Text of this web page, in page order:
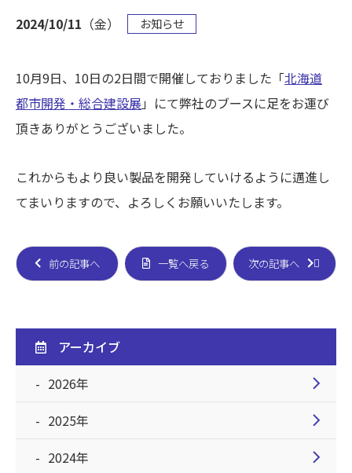
2024/10/11 （金） お知らせ
10月9日、10日の2日間で開催しておりました「北海道
都市開発・総合建設展」にて弊社のブースに足をお運び
頂きありがとうございました。
これからもより良い製品を開発していけるように邁進し
てまいりますので、よろしくお願いいたします。
前の記事へ 一覧へ戻る 次の記事へ
アーカイブ
2026年
chevron_right
2025年 chevron_right
2024年 chevron_right